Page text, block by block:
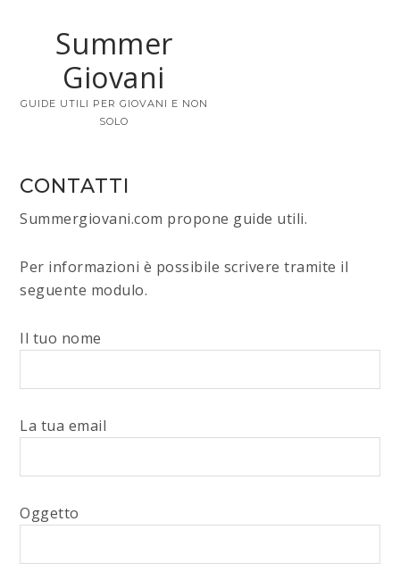
Summer
Giovani
GUIDE UTILI PER GIOVANI E NON
SOLO
CONTATTI
Summergiovani.com propone guide utili.
Per informazioni è possibile scrivere tramite il
seguente modulo.
Il tuo nome
La tua email
Oggetto